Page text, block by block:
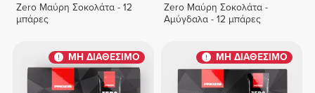
Zero Μαύρη Σοκολάτα - 12
μπάρες
Zero Μαύρη Σοκολάτα -
Αμύγδαλα - 12 μπάρες
ΜΗ ΔΙΑΘΕΣΙΜΟ ΜΗ ΔΙΑΘΕΣΙΜΟ